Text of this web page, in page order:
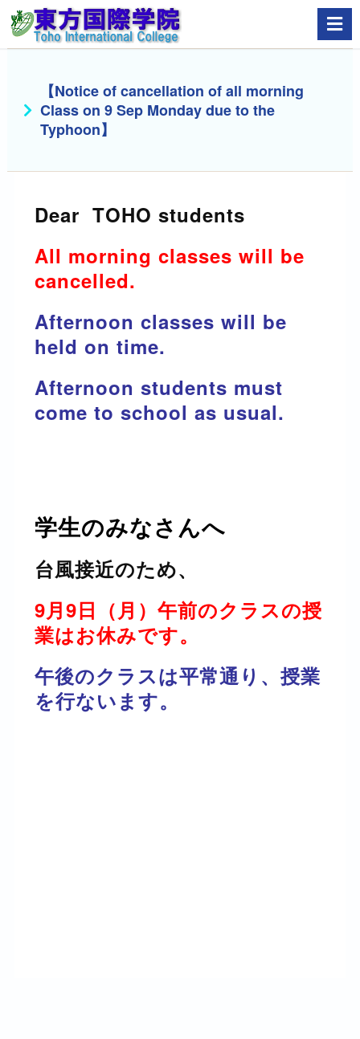
【Notice of cancellation of all morning
Class on 9 Sep Monday due to the
Typhoon】
Dear TOHO students
All morning classes will be
cancelled.
Afternoon classes will be
held on time.
Afternoon students must
come to school as usual.
学生のみなさんへ
台風接近のため、
9月9日（月） 午前のクラスの授
業はお休みです。
午後のクラスは平常通り、授業
を行ないます。